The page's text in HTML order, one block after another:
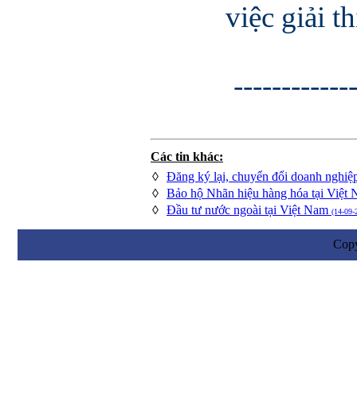
việc giải
Các tin khác:
◊ Đăng ký lại, chuyển đổi doanh
◊ Bảo hộ Nhãn hiệu hàng hóa tại Việt
◊ Đầu tư nước ngoài tại Việt Nam (14-09-